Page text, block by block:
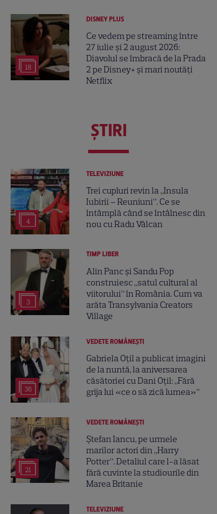
18
DISNEY PLUS
Ce vedem pe streaming între
27 iulie și 2 august 2026:
Diavolul se îmbracă de la Prada
2 pe Disney+ și mari noutăți
Netflix
ŞTIRI
4
TELEVIZIUNE
Trei cupluri revin la „Insula
Iubirii – Reuniuni”. Ce se
întâmplă când se întâlnesc din
nou cu Radu Vâlcan
3
TIMP LIBER
Alin Panc și Sandu Pop
construiesc „satul cultural al
viitorului” în România. Cum va
arăta Transylvania Creators
Village
36
VEDETE ROMÂNEŞTI
Gabriela Oțil a publicat imagini
de la nuntă, la aniversarea
căsătoriei cu Dani Oțil: „Fără
grija lui «ce o să zică lumea»”
21
VEDETE ROMÂNEŞTI
Ștefan Iancu, pe urmele
marilor actori din „Harry
Potter”. Detaliul care l-a lăsat
fără cuvinte la studiourile din
Marea Britanie
TELEVIZIUNE